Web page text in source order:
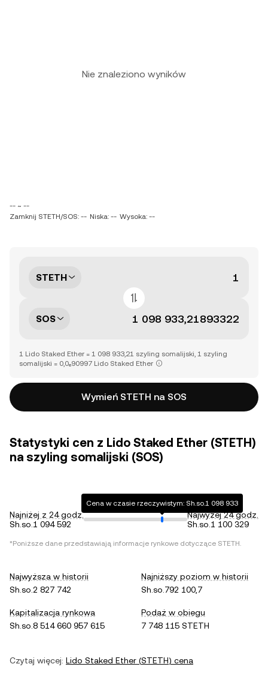
Nie znaleziono wyników
-- ~ --
Zamknij STETH/SOS: -- Niska: -- Wysoka: --
STETH
SOS
1 Lido Staked Ether = 1 098 933,21 szyling somalijski, 1 szyling
somalijski = 0,0₆90997 Lido Staked Ether
Wymień STETH na SOS
Statystyki cen z Lido Staked Ether (STETH)
na szyling somalijski (SOS)
Najniżej z 24 godz.
Sh.so.1 094 592
Cena w czasie rzeczywistym: Sh.so.1 098 933
Najwyżej 24 godz.
Sh.so.1 100 329
*Poniższe dane przedstawiają informacje rynkowe dotyczące STETH.
Najwyższa w historii
Sh.so.2 827 742
Najniższy poziom w historii
Sh.so.792 100,7
Kapitalizacja rynkowa
Sh.so.8 514 660 957 615
Podaż w obiegu
7 748 115 STETH
Czytaj więcej: Lido Staked Ether (STETH) cena